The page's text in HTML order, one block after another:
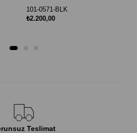
101-0571-BLK
₺2.200,00
Teslimat